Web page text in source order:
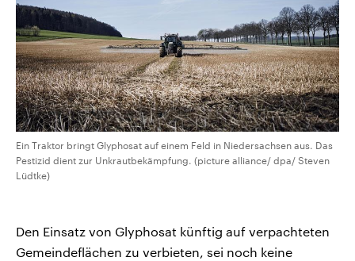
Ein Traktor bringt Glyphosat auf einem Feld in Niedersachsen aus. Das
Pestizid dient zur Unkrautbekämpfung. (picture alliance/ dpa/ Steven
Lüdtke)
Den Einsatz von Glyphosat künftig auf verpachteten
Gemeindeflächen zu verbieten, sei noch keine